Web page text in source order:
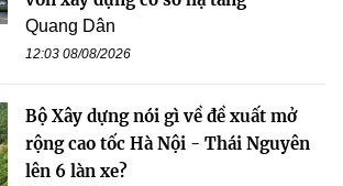
Quang Dân
12:03 08/08/2026
Bộ Xây dựng nói gì về đề xuất mở
rộng cao tốc Hà Nội - Thái Nguyên
lên 6 làn xe?